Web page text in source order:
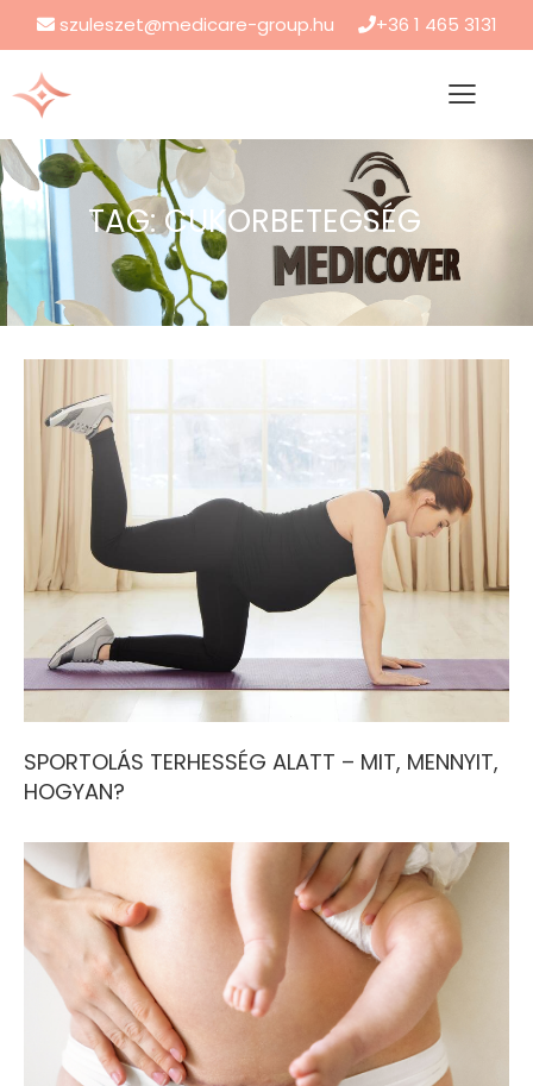
szuleszet@medicare-group.hu +36 1 465 3131
TAG: CUKORBETEGSÉG
SPORTOLÁS TERHESSÉG ALATT – MIT, MENNYIT,
HOGYAN?